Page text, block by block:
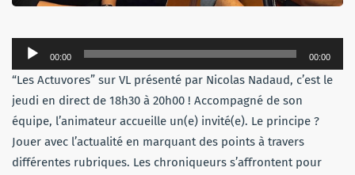
Lecteur
audio
00:00 00:00
“Les Actuvores” sur VL présenté par Nicolas Nadaud, c’est le
jeudi en direct de 18h30 à 20h00 ! Accompagné de son
équipe, l’animateur accueille un(e) invité(e). Le principe ?
Jouer avec l’actualité en marquant des points à travers
différentes rubriques. Les chroniqueurs s’affrontent pour